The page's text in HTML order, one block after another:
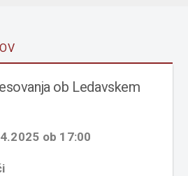
ob Ledavskem
ob 17:00